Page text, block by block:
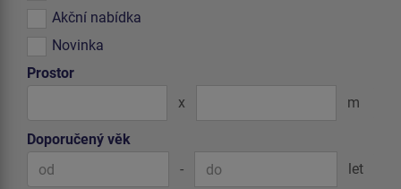
Akční nabídka
Novinka
Prostor
x
m
Doporučený věk
-
let